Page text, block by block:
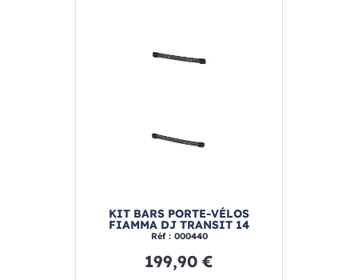
KIT BARS PORTE-VÉLOS
FIAMMA DJ TRANSIT 14
Réf : 000440
199,90 €